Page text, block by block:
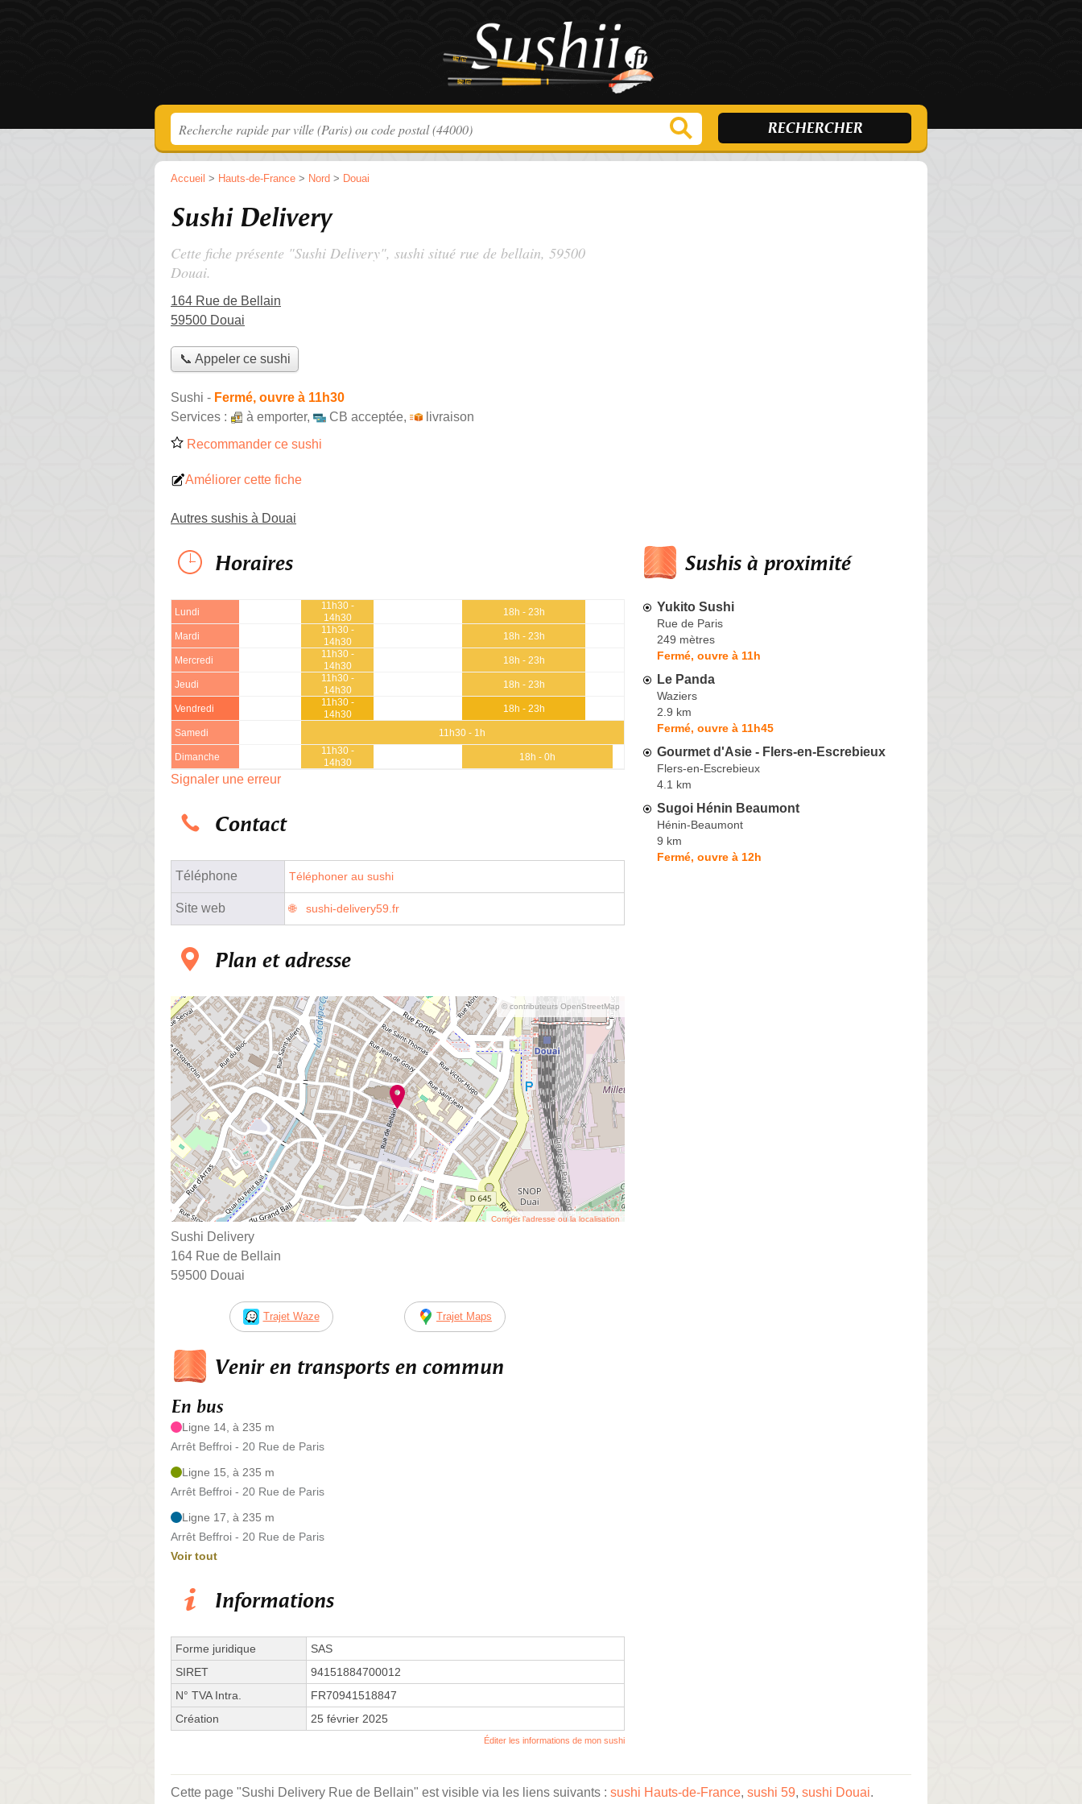
Accueil > Hauts-de-France > Nord > Douai
Sushi Delivery
Cette fiche présente "Sushi Delivery", sushi situé rue de bellain, 59500
Douai.
164 Rue de Bellain
59500 Douai
📞 Appeler ce sushi
Sushi - Fermé, ouvre à 11h30
Services :
à emporter, CB acceptée,
livraison
Recommander ce sushi
Améliorer cette fiche
Autres sushis à Douai
Horaires
Lundi
11h30 -
14h30
18h - 23h
Mardi
11h30 -
14h30
18h - 23h
Mercredi
11h30 -
14h30
18h - 23h
Jeudi
11h30 -
14h30
18h - 23h
Vendredi
11h30 -
14h30
18h - 23h
Samedi 11h30 - 1h
Dimanche
11h30 -
14h30
18h - 0h
Signaler une erreur
Contact
Téléphone Téléphoner au sushi
Site web sushi-delivery59.fr
Plan et adresse
© contributeurs OpenStreetMap
Corriger l’adresse ou la localisation
Sushi Delivery
164 Rue de Bellain
59500 Douai
Trajet Waze Trajet Maps
Venir en transports en commun
En bus
Ligne 14, à 235 m
Arrêt Beffroi - 20 Rue de Paris
Ligne 15, à 235 m
Arrêt Beffroi - 20 Rue de Paris
Ligne 17, à 235 m
Arrêt Beffroi - 20 Rue de Paris
Voir tout
Informations
Forme juridique
SAS
SIRET
94151884700012
N° TVA Intra.
FR70941518847
Création
25 février 2025
Éditer les informations de mon sushi
Sushis à proximité
Yukito Sushi
Rue de Paris
249 mètres
Fermé, ouvre à 11h
Le Panda
Waziers
2.9 km
Fermé, ouvre à 11h45
Gourmet d'Asie - Flers-en-Escrebieux
Flers-en-Escrebieux
4.1 km
Sugoi Hénin Beaumont
Hénin-Beaumont
9 km
Fermé, ouvre à 12h
Cette page "Sushi Delivery Rue de Bellain" est visible via les liens suivants : sushi Hauts-de-France, sushi 59, sushi Douai.